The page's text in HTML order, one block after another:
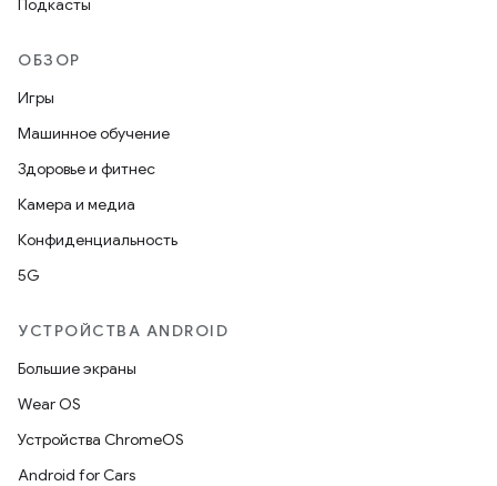
Подкасты
ОБЗОР
Игры
Машинное обучение
Здоровье и фитнес
Камера и медиа
Конфиденциальность
5G
УСТРОЙСТВА ANDROID
Большие экраны
Wear OS
Устройства ChromeOS
Android for Cars